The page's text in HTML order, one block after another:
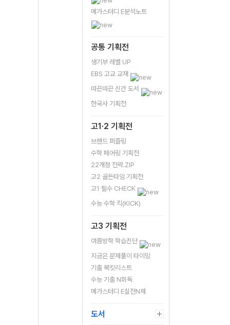
메가스터디 E분석노트
공통 기획전
생기부 레벨 UP
EBS 고교 교재
따끈따끈 신간 도서
한국사 기획전
고1·2 기획전
브랜드 퍼즐링
수학 페어링 기획전
22개정 전략.ZIP
고2 골든타임 기획전
고1 필수 CHECK
수능 수학 킥(KICK)
고3 기획전
여름방학 학습진단
지금은 문제풀이 타이밍
기출 북킷리스트
수능 기출 N회독
메가스터디 E실전N제
도서